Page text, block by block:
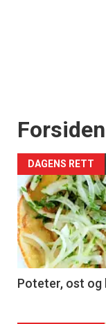
DAGENS RETT
Poteter, ost og